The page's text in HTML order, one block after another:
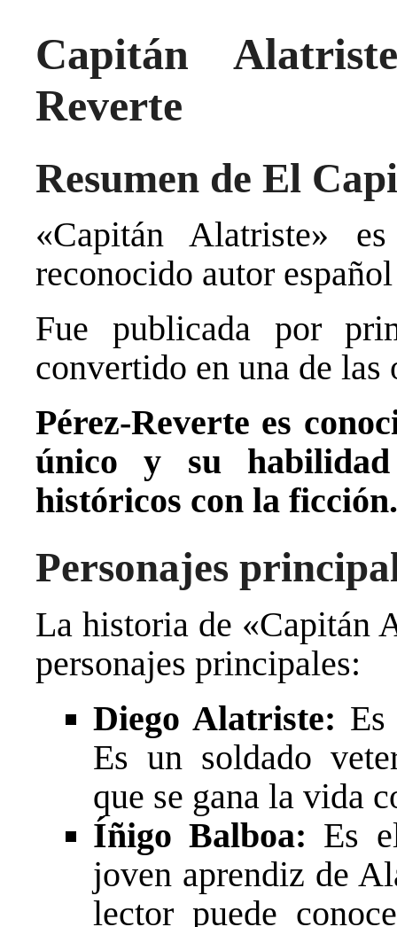
Capitán
Reverte
Resumen de El
«Capitán Alatriste»
reconocido autor
Fue publicada por
convertido en una de las
Pérez-Reverte es
único y su habilidad
históricos con la ficción.
Personajes
La historia de «Capitán
personajes principales:
Diego Alatriste:
Es un soldado
que se gana la vida
Íñigo Balboa: Es
joven aprendiz de
lector puede